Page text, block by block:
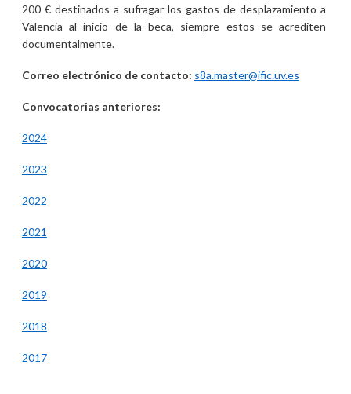
200 € destinados a sufragar los gastos de desplazamiento a
Valencia al inicio de la beca, siempre estos se acrediten
documentalmente.
Correo electrónico de contacto: s8a.master@ific.uv.es
Convocatorias anteriores:
2024
2023
2022
2021
2020
2019
2018
2017